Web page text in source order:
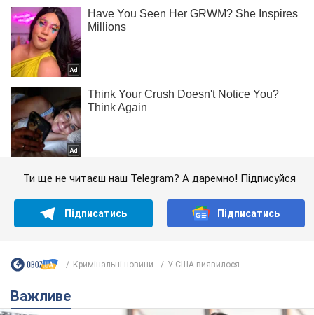
Ти ще не читаєш наш Telegram? А даремно! Підписуйся
Підписатись Підписатись
Кримінальні новини У США виявилося...
Важливе